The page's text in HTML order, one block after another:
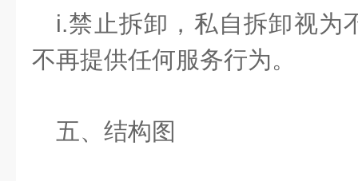
i.禁止拆卸，私自拆卸视为
不再提供任何服务行为。
五、结构图